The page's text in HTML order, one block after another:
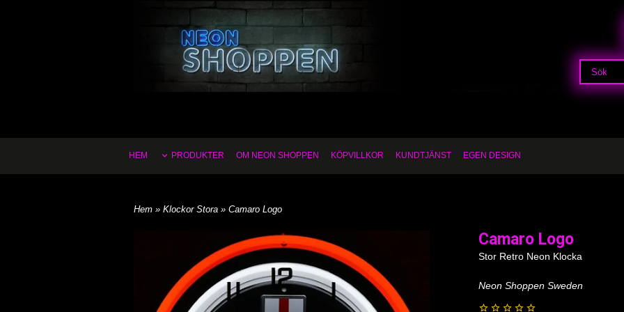
HEM PRODUKTER OM NEON SHOPPEN KÖPVILLKOR KUNDTJÄNST EGEN DESIGN
Hem » Klockor Stora » Camaro Logo
Camaro Logo
Stor Retro Neon Klocka
Neon Shoppen Sweden